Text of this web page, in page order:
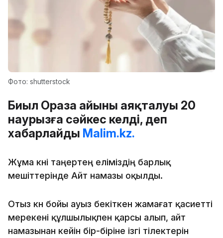
Фото: shutterstock
Биыл Ораза айының аяқталуы 20
наурызға сәйкес келді, деп
хабарлайды Malim.kz.
Жұма күні таңертең еліміздің барлық
мешіттерінде Айт намазы оқылды.
Отыз күн бойы ауыз бекіткен жамағат қасиетті
мерекені құлшылықпен қарсы алып, айт
намазынан кейін бір-біріне ізгі тілектерін